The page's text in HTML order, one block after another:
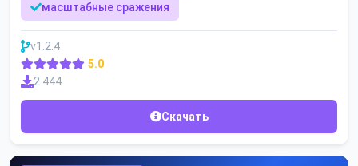
масштабные сражения
v1.2.4
5.0
2 444
Скачать